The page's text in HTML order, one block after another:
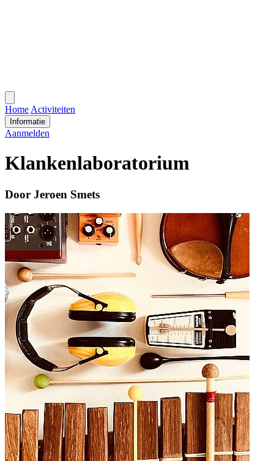
menu
Home Activiteiten
Informatie
Aanmelden
Klankenlaboratorium
Door Jeroen Smets